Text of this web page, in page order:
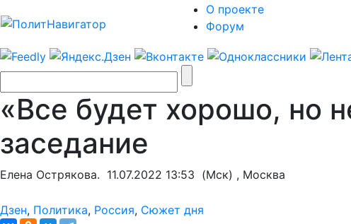
О проекте
Форум
«Все будет хорошо, но
заседание
Елена Острякова. 11.07.2022 13:53 (Мск) , Москва
Дзен, Политика, Россия, Сюжет дня